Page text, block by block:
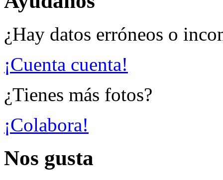
¿Hay datos erróneos o
¡Cuenta cuenta!
¿Tienes más fotos?
¡Colabora!
Nos gusta